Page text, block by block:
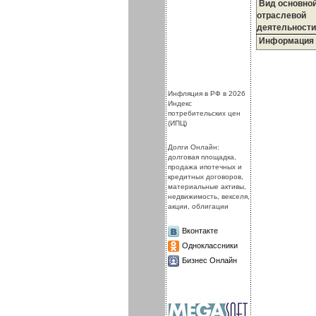
Вид
отраслевой
Информация
.Инфляция в РФ в 2026
Индекс
потребительских цен
(ИПЦ)
Долги Онлайн:
долговая площадка,
продажа ипотечных и
кредитных договоров,
материальные активы,
недвижимость, векселя,
акции, облигации
Вконтакте
Одноклассники
Бизнес Онлайн
.